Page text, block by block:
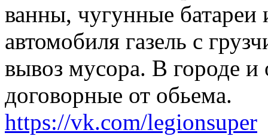
ванны, чугунные батареи
автомобиля газель с
вывоз мусора. В городе
договорные от обьема.
https://vk.com/legionsuper